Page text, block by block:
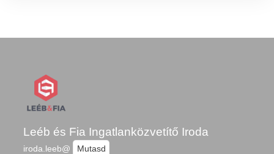
Leéb és Fia Ingatlanközvetítő Iroda
iroda.leeb@
Mutasd